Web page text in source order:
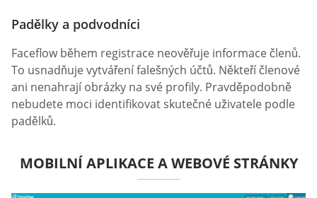
Padělky a podvodníci
Faceflow během registrace neověřuje informace členů.
To usnadňuje vytváření falešných účtů. Někteří členové
ani nenahrají obrázky na své profily. Pravděpodobně
nebudete moci identifikovat skutečné uživatele podle
padělků.
MOBILNÍ APLIKACE A WEBOVÉ STRÁNKY